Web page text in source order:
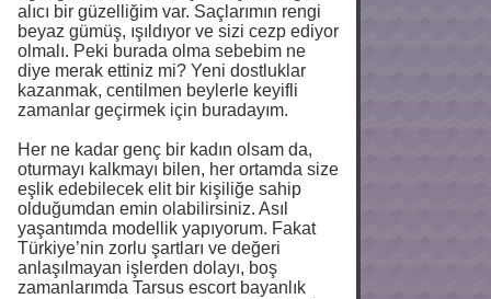
alıcı bir güzelliğim var. Saçlarımın rengi
beyaz gümüş, ışıldıyor ve sizi cezp ediyor
olmalı. Peki burada olma sebebim ne
diye merak ettiniz mi? Yeni dostluklar
kazanmak, centilmen beylerle keyifli
zamanlar geçirmek için buradayım.
Her ne kadar genç bir kadın olsam da,
oturmayı kalkmayı bilen, her ortamda size
eşlik edebilecek elit bir kişiliğe sahip
olduğumdan emin olabilirsiniz. Asıl
yaşantımda modellik yapıyorum. Fakat
Türkiye’nin zorlu şartları ve değeri
anlaşılmayan işlerden dolayı, boş
zamanlarımda Tarsus escort bayanlık